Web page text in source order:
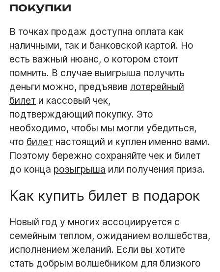
покупки
В точках продаж доступна оплата как
наличными, так и банковской картой. Но
есть важный нюанс, о котором стоит
помнить. В случае выигрыша получить
деньги можно, предъявив лотерейный
билет и кассовый чек,
подтверждающий покупку. Это
необходимо, чтобы мы могли убедиться,
что билет настоящий и куплен именно вами.
Поэтому бережно сохраняйте чек и билет
до конца розыгрыша или получения приза.
Как купить билет в подарок
Новый год у многих ассоциируется с
семейным теплом, ожиданием волшебства,
исполнением желаний. Если вы хотите
стать добрым волшебником для близкого